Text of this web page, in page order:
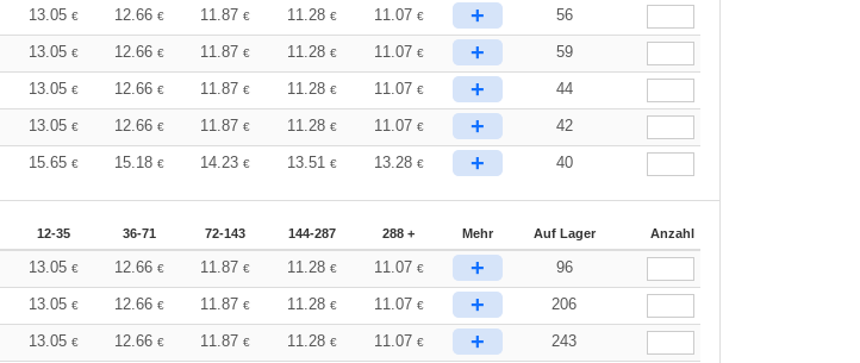
13.05€ 12.66€ 11.87€ 11.28 € 11.07 € + 56
13.05€ 12.66€ 11.87€ 11.28 € 11.07 € + 59
13.05€ 12.66€ 11.87€ 11.28 € 11.07 € + 44
13.05€ 12.66€ 11.87€ 11.28 € 11.07 € + 42
15.65€ 15.18€ 14.23€ 13.51 € 13.28 € + 40
12-35 36-71 72-143 144-287 288 + Mehr Auf Lager Anzahl
13.05€ 12.66€ 11.87€ 11.28 € 11.07 € + 96
13.05€ 12.66€ 11.87€ 11.28 € 11.07 € + 206
13.05€ 12.66€ 11.87€ 11.28 € 11.07 € + 243